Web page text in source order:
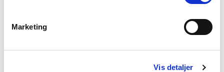
Marketing
Vis detaljer